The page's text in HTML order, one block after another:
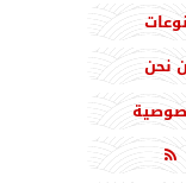
نحن
